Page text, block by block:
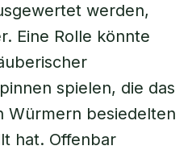
werden,
Eine Rolle könnte
spielen, die das
Würmern besiedelten
hat. Offenbar